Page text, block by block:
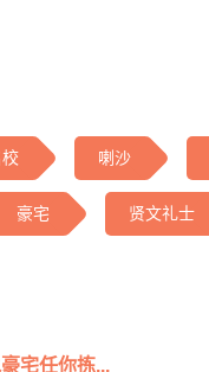
喇沙
豪宅 贤文礼士
宅任你拣...